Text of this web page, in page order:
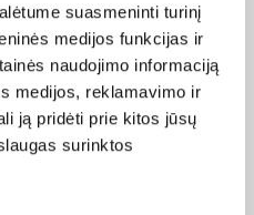
suasmeninti turinį
medijos funkcijas ir
naudojimo informaciją
medijos, reklamavimo ir
ją pridėti prie kitos jūsų
surinktos